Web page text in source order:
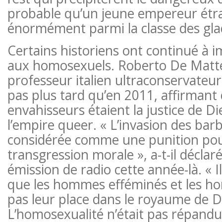
probable qu’un jeune empereur
énormément parmi la classe des
Certains historiens ont continué à
aux homosexuels. Roberto De
professeur italien
pas plus tard qu’en 2011, affirmant
envahisseurs étaient la justice de
l’empire queer. « L’invasion des
considérée comme une punition
transgression morale », a-t-il
émission de radio cette année-là. «
que les hommes efféminés et les
pas leur place dans le royaume de
L’homosexualité n’était pas